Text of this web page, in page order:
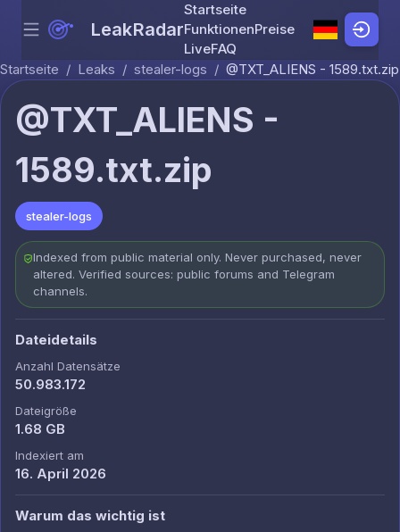
Skip to content
Menu LeakRadar
Startseite
FunktionenPreise
LiveFAQ
Startseite / Leaks / stealer-logs / @TXT_ALIENS - 1589.txt.zip
@TXT_ALIENS -
1589.txt.zip
stealer-logs
Indexed from public material only. Never purchased, never
altered. Verified sources: public forums and Telegram
channels.
Dateidetails
Anzahl Datensätze
50.983.172
Dateigröße
1.68 GB
Indexiert am
16. April 2026
Warum das wichtig ist